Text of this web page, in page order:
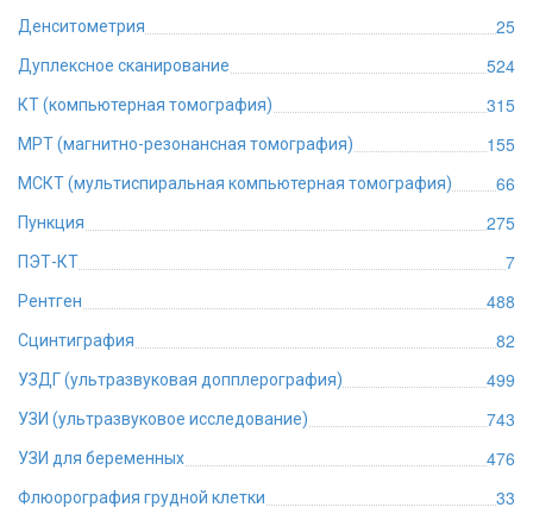
Денситометрия 25
Дуплексное сканирование 524
КТ (компьютерная томография) 315
МРТ (магнитно-резонансная томография) 155
МСКТ (мультиспиральная компьютерная томография) 66
Пункция 275
ПЭТ-КТ 7
Рентген 488
Сцинтиграфия 82
УЗДГ (ультразвуковая допплерография) 499
УЗИ (ультразвуковое исследование) 743
УЗИ для беременных 476
Флюорография грудной клетки 33